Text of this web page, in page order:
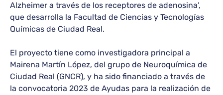
Alzheimer a través de los receptores de adenosina’,
que desarrolla la Facultad de Ciencias y Tecnologías
Químicas de Ciudad Real.
El proyecto tiene como investigadora principal a
Mairena Martín López, del grupo de Neuroquímica de
Ciudad Real (GNCR), y ha sido financiado a través de
la convocatoria 2023 de Ayudas para la realización de